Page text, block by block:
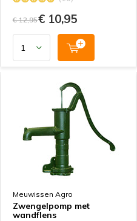
€ 12,95€ 10,95
Meuwissen Agro
Zwengelpomp met
wandflens